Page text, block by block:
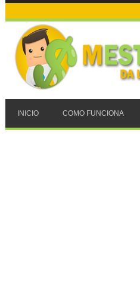
INICIO COMO FUNCIONA